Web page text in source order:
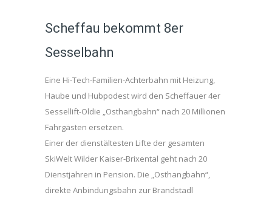
Scheffau bekommt 8er
Sesselbahn
Eine Hi-Tech-Familien-Achterbahn mit Heizung,
Haube und Hubpodest wird den Scheffauer 4er
Sessellift-Oldie „Osthangbahn“ nach 20 Millionen
Fahrgästen ersetzen.
Einer der dienstältesten Lifte der gesamten
SkiWelt Wilder Kaiser-Brixental geht nach 20
Dienstjahren in Pension. Die „Osthangbahn“,
direkte Anbindungsbahn zur Brandstadl